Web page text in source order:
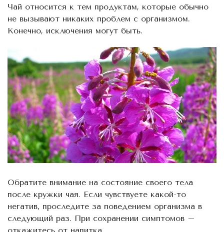
Чай относится к тем продуктам, которые обычно
не вызывают никаких проблем с организмом.
Конечно, исключения могут быть.
Обратите внимание на состояние своего тела
после кружки чая. Если чувствуете какой-то
негатив, проследите за поведением организма в
следующий раз. При сохранении симптомов –